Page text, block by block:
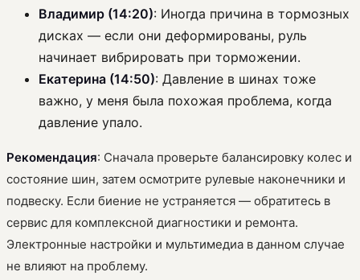
Владимир (14:20): Иногда причина в тормозных
дисках — если они деформированы, руль
начинает вибрировать при торможении.
Екатерина (14:50): Давление в шинах тоже
важно, у меня была похожая проблема, когда
давление упало.
Рекомендация: Сначала проверьте балансировку колес и
состояние шин, затем осмотрите рулевые наконечники и
подвеску. Если биение не устраняется — обратитесь в
сервис для комплексной диагностики и ремонта.
Электронные настройки и мультимедиа в данном случае
не влияют на проблему.